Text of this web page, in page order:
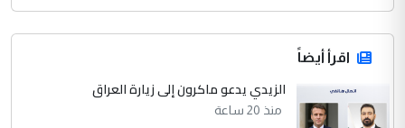
اقرأ أيضاً
الزيدي يدعو ماكرون إلى زيارة العراق
منذ 20 ساعة